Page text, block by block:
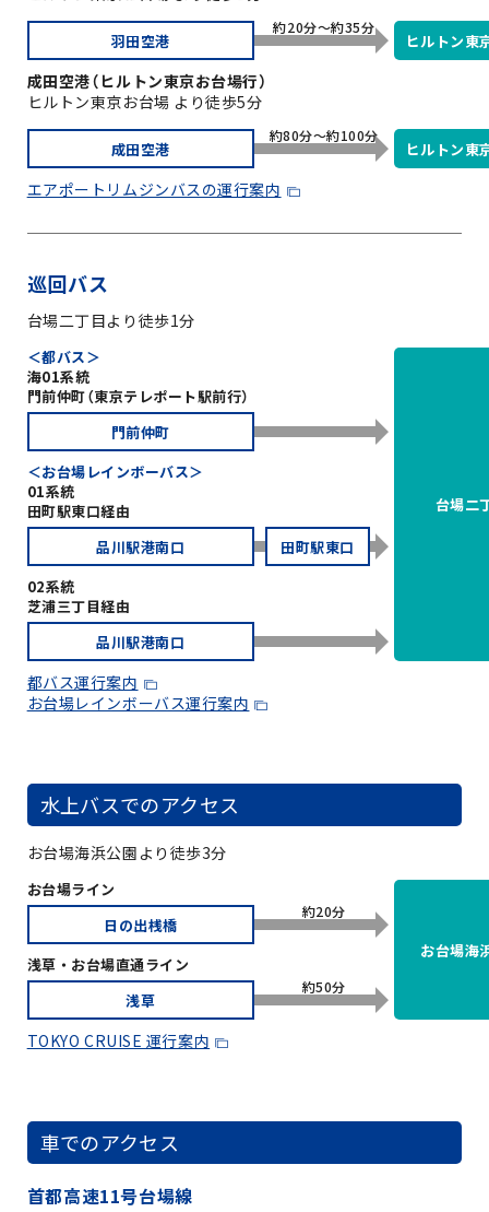
羽田空港
約20分～約35分
ヒルトン東
成田空港（ヒルトン東京お台場行）
ヒルトン東京お台場 より徒歩5分
成田空港
約80分～約100分
ヒルトン東
エアポートリムジンバスの運行案内
巡回バス
台場二丁目より徒歩1分
＜都バス＞
海01系統
門前仲町（東京テレポート駅前行）
門前仲町
＜お台場レインボーバス＞
01系統
田町駅東口経由
品川駅港南口
田町駅東口
02系統
芝浦三丁目経由
品川駅港南口
台場二
都バス運行案内
お台場レインボーバス運行案内
水上バスでのアクセス
お台場海浜公園より徒歩3分
お台場ライン
日の出桟橋
約20分
浅草・お台場直通ライン
浅草
約50分
お台場海
TOKYO CRUISE 運行案内
車でのアクセス
首都高速11号台場線